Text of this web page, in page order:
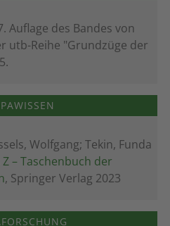
Auflage des Bandes von
utb-Reihe "Grundzüge der
Wolfgang; Tekin, Funda
– Taschenbuch der
, Springer Verlag 2023